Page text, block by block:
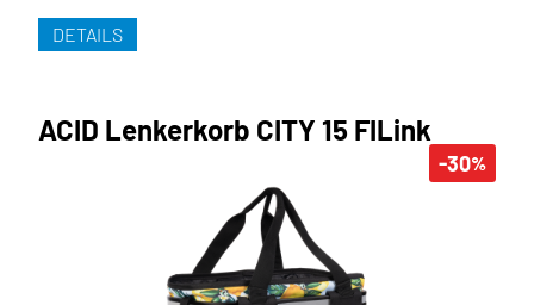
DETAILS
-30%
ACID Lenkerkorb CITY 15 FILink